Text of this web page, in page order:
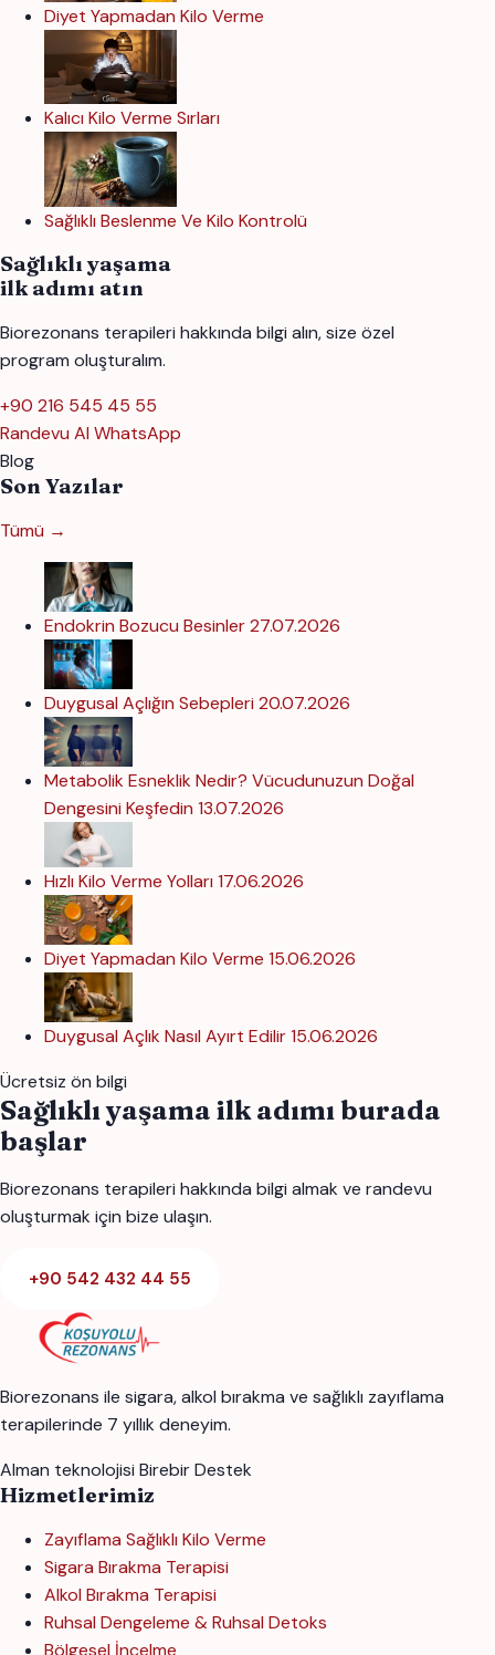
Diyet Yapmadan Kilo Verme
Kalıcı Kilo Verme Sırları
Sağlıklı Beslenme Ve Kilo Kontrolü
Sağlıklı yaşama
ilk adımı atın
Biorezonans terapileri hakkında bilgi alın, size özel
program oluşturalım.
+90 216 545 45 55
Randevu Al WhatsApp
Blog
Son Yazılar
Tümü →
Endokrin Bozucu Besinler27.07.2026
Duygusal Açlığın Sebepleri 20.07.2026
Metabolik Esneklik Nedir? Vücudunuzun Doğal
Dengesini Keşfedin 13.07.2026
Hızlı Kilo Verme Yolları 17.06.2026
Diyet Yapmadan Kilo Verme 15.06.2026
Duygusal Açlık Nasıl Ayırt Edilir15.06.2026
Ücretsiz ön bilgi
Sağlıklı yaşama ilk adımı burada
başlar
Biorezonans terapileri hakkında bilgi almak ve randevu
oluşturmak için bize ulaşın.
+90 542 432 44 55
Biorezonans ile sigara, alkol bırakma ve sağlıklı zayıflama
terapilerinde 7 yıllık deneyim.
Alman teknolojisi Birebir Destek
Hizmetlerimiz
Zayıflama Sağlıklı Kilo Verme
Sigara Bırakma Terapisi
Alkol Bırakma Terapisi
Ruhsal Dengeleme & Ruhsal Detoks
Bölgesel İncelme